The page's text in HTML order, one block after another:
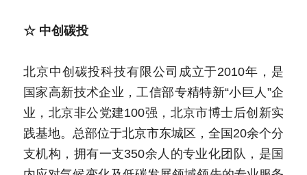
☆ 中创碳投
北京中创碳投科技有限公司成立于2010年，是
国家高新技术企业，工信部专精特新“小巨人”企
业，北京非公党建100强，北京市博士后创新实
践基地。总部位于北京市东城区，全国20余个分
支机构，拥有一支350余人的专业化团队，是国